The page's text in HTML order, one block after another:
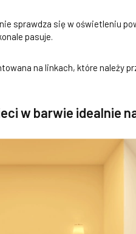
sprawdza się w oświetleniu
pasuje.
na linkach, które należy
w barwie idealnie